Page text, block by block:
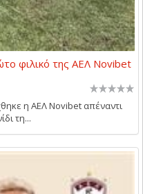
φιλικό της ΑΕΛ Novibet
η ΑΕΛ Novibet απέναντι
τη...